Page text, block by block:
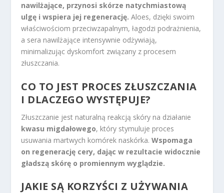
nawilżające, przynosi skórze natychmiastową
ulgę i wspiera jej regenerację. Aloes, dzięki swoim
właściwościom przeciwzapalnym, łagodzi podrażnienia,
a sera nawilżające intensywnie odżywiają,
minimalizując dyskomfort związany z procesem
złuszczania.
CO TO JEST PROCES ZŁUSZCZANIA
I DLACZEGO WYSTĘPUJE?
Złuszczanie jest naturalną reakcją skóry na działanie
kwasu migdałowego, który stymuluje proces
usuwania martwych komórek naskórka.Wspomaga
on regenerację cery, dając w rezultacie widocznie
gładszą skórę o promiennym wyglądzie.
JAKIE SĄ KORZYŚCI Z UŻYWANIA